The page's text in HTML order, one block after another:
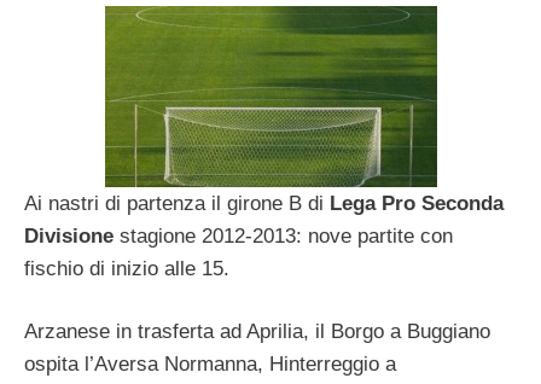
Ai nastri di partenza il girone B di Lega Pro Seconda
Divisione stagione 2012-2013: nove partite con
fischio di inizio alle 15.
Arzanese in trasferta ad Aprilia, il Borgo a Buggiano
ospita l’Aversa Normanna, Hinterreggio a